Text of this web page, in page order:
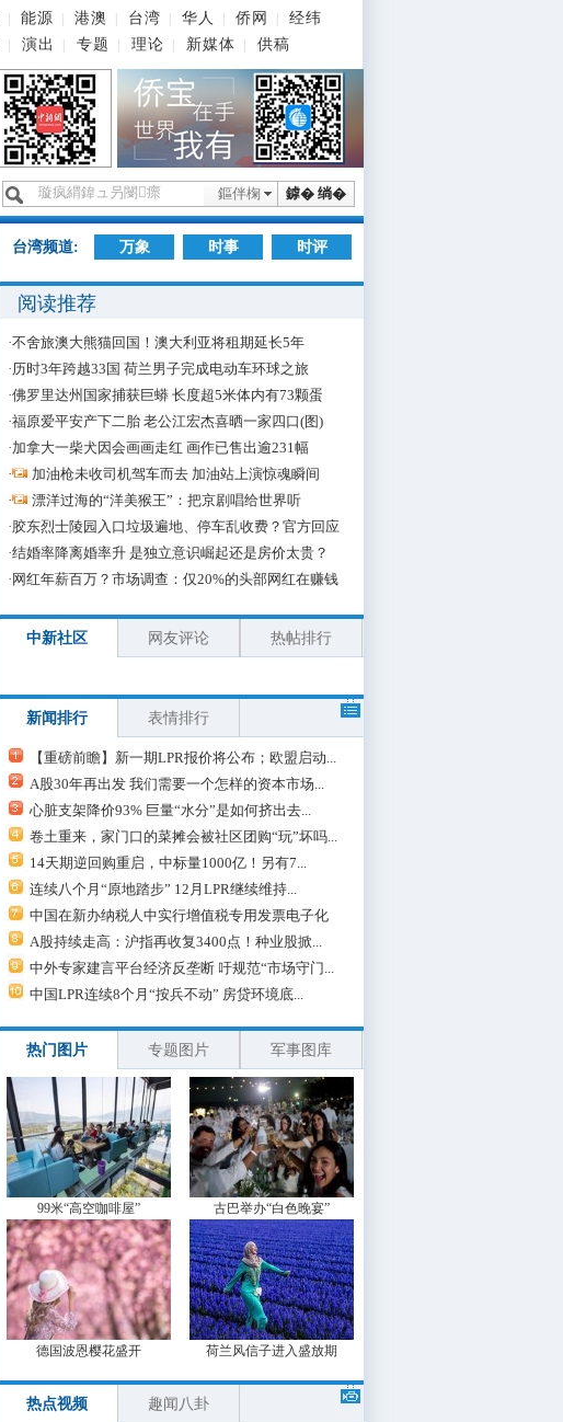
能源 港澳 台湾 华人 侨网
经纬
演出 专题 理论 新媒体 供稿
鎼� 绱�
鏂伴椈
台湾频道: 万象 时事 时评
阅读推荐
·不舍旅澳大熊猫回国！澳大利亚将租期延长5年
·历时3年跨越33国 荷兰男子完成电动车环球之旅
·佛罗里达州国家捕获巨蟒 长度超5米体内有73颗蛋
·福原爱平安产下二胎 老公江宏杰喜晒一家四口(图)
·加拿大一柴犬因会画画走红 画作已售出逾231幅
·
加油枪未收司机驾车而去 加油站上演惊魂瞬间
·
漂洋过海的“洋美猴王”：把京剧唱给世界听
·胶东烈士陵园入口垃圾遍地、停车乱收费？官方回应
·结婚率降离婚率升 是独立意识崛起还是房价太贵？
· 网红年薪百万？市场调查：仅20%的头部网红在赚钱
中新社区 网友评论 热帖排行
新闻排行 表情排行
【重磅前瞻】新一期LPR报价将公布；欧盟启动...
A股30年再出发 我们需要一个怎样的资本市场...
心脏支架降价93% 巨量“水分”是如何挤出去...
卷土重来，家门口的菜摊会被社区团购“玩”坏吗...
14天期逆回购重启，中标量1000亿！另有7...
连续八个月“原地踏步” 12月LPR继续维持...
中国在新办纳税人中实行增值税专用发票电子化
A股持续走高：沪指再收复3400点！种业股掀...
中外专家建言平台经济反垄断 吁规范“市场守门...
中国LPR连续8个月“按兵不动” 房贷环境底...
热门图片 专题图片 军事图库
99米“高空咖啡屋” 古巴举办“白色晚宴”
德国波恩樱花盛开 荷兰风信子进入盛放期
热点视频 趣闻八卦